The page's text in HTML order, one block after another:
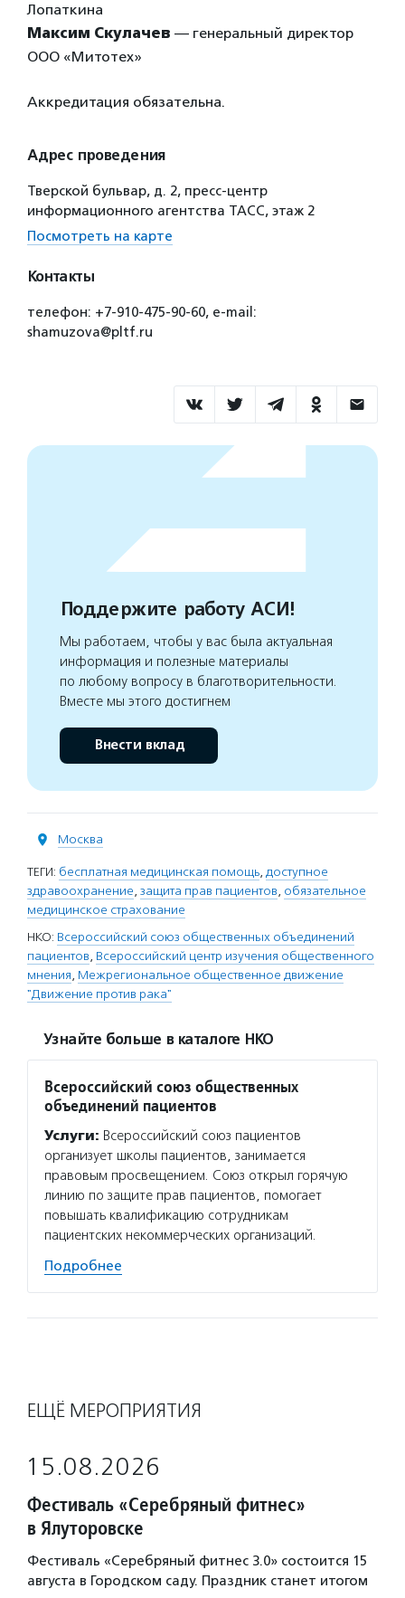
Лопаткина
Максим Скулачев — генеральный директор
ООО «Митотех»
Аккредитация обязательна.
Адрес проведения
Тверской бульвар, д. 2, пресс-центр
информационного агентства ТАСС, этаж 2
Посмотреть на карте
Контакты
телефон: +7-910-475-90-60, e-mail:
shamuzova@pltf.ru
Поддержите работу АСИ!
Мы работаем, чтобы у вас была актуальная
информация и полезные материалы
по любому вопросу в благотворительности.
Вместе мы этого достигнем
Внести вклад
Москва
ТЕГИ: бесплатная медицинская помощь, доступное
здравоохранение, защита прав пациентов, обязательное
медицинское страхование
НКО: Всероссийский союз общественных объединений
пациентов, Всероссийский центр изучения общественного
мнения, Межрегиональное общественное движение
"Движение против рака"
Узнайте больше в каталоге НКО
Всероссийский союз общественных
объединений пациентов
Услуги: Всероссийский союз пациентов
организует школы пациентов, занимается
правовым просвещением. Союз открыл горячую
линию по защите прав пациентов, помогает
повышать квалификацию сотрудникам
пациентских некоммерческих организаций.
Подробнее
ЕЩЁ МЕРОПРИЯТИЯ
15.08.2026
Фестиваль «Серебряный фитнес»
в Ялуторовске
Фестиваль «Серебряный фитнес 3.0» состоится 15
августа в Городском саду. Праздник станет итогом